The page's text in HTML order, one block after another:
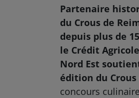
Partenaire
du Crous de
depuis plus de
le Crédit
Nord Est
édition du Crous
concours